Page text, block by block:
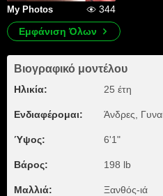
My Photos
344
Εμφάνιση Όλων
Βιογραφικό μοντέλου
Ηλικία: 25 έτη
Ενδιαφέρομαι: Άνδρες,
Ύψος: 6'1"
Βάρος: 198 lb
Μαλλιά: Ξανθός-ιά